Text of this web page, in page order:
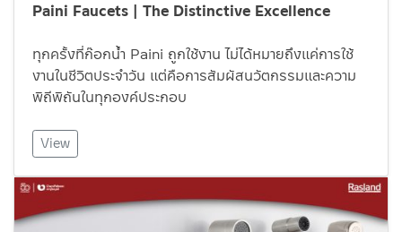
Paini Faucets | The Distinctive Excellence
ทุกครั้งที่ก๊อกน้ำ Paini ถูกใช้งาน ไม่ได้หมายถึงแค่การใช้
งานในชีวิตประจำวัน แต่คือการสัมผัสนวัตกรรมและความ
พิถีพิถันในทุกองค์ประกอบ
View